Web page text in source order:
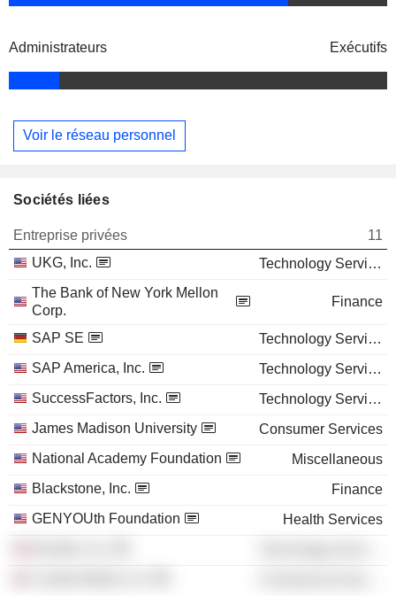
Administrateurs Exécutifs
Voir le réseau personnel
Sociétés liées
Entreprise privées
11
UKG, Inc.
Technology Services
The Bank of New York Mellon
Corp.
Finance
SAP SE
Technology Services
SAP America, Inc.
Technology Services
SuccessFactors, Inc.
Technology Services
James Madison University
Consumer Services
National Academy Foundation
Miscellaneous
Blackstone, Inc.
Finance
GENYOUth Foundation
Health Services